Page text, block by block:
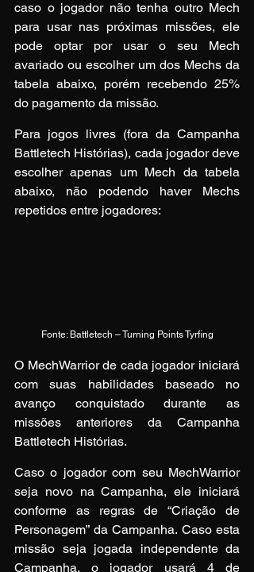
caso o jogador não tenha outro Mech
para usar nas próximas missões, ele
pode optar por usar o seu Mech
avariado ou escolher um dos Mechs da
tabela abaixo, porém recebendo 25%
do pagamento da missão.
Para jogos livres (fora da Campanha
Battletech Histórias), cada jogador deve
escolher apenas um Mech da tabela
abaixo, não podendo haver Mechs
repetidos entre jogadores:
Fonte: Battletech – Turning Points Tyrfing
O MechWarrior de cada jogador iniciará
com suas habilidades baseado no
avanço conquistado durante as
missões anteriores da Campanha
Battletech Histórias.
Caso o jogador com seu MechWarrior
seja novo na Campanha, ele iniciará
conforme as regras de “Criação de
Personagem” da Campanha. Caso esta
missão seja jogada independente da
Campanha, o jogador usará 4 de